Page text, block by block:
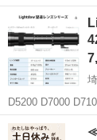
コン…
大阪 大阪市
D5200 D7000
埼玉 鴻巣市
≪